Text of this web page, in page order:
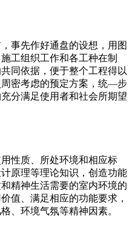
事先作好通盘的设想，用图
工组织工作和各工种在制
同依据，便于整个工程得以
密考虑的预定方案，统―步
分满足使用者和社会所期望
性质、所处环境和相应标
原理等理论知识，创造功能
精神生活需要的室内环境的
值、满足相应的功能要求，
、环境气氛等精神因素。